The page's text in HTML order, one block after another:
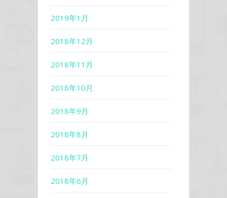
2019年1月
2018年12月
2018年11月
2018年10月
2018年9月
2018年8月
2018年7月
2018年6月